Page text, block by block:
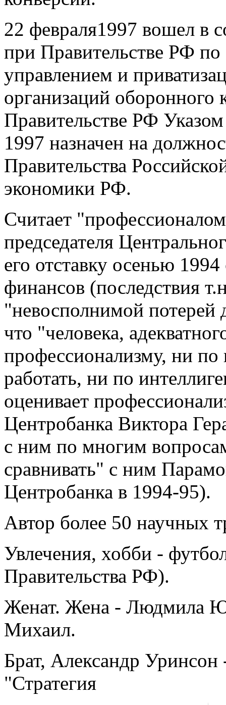
22 февраля1997 вошел в
при Правительстве РФ по
управлением и
организаций оборонного
Правительстве РФ
1997 назначен на
Правительства
экономики РФ.
Считает
председателя
его отставку осенью
финансов (последствия
"невосполнимой потерей
что "человека,
профессионализму, ни
работать, ни по
оценивает
Центробанка Виктора
с ним по многим
сравнивать" с ним
Центробанка в 1994-95).
Автор более 50 научных
Увлечения, хобби -
Правительства РФ).
Женат. Жена - Людмила
Михаил.
Брат, Александр Уринсон
"Стратегия